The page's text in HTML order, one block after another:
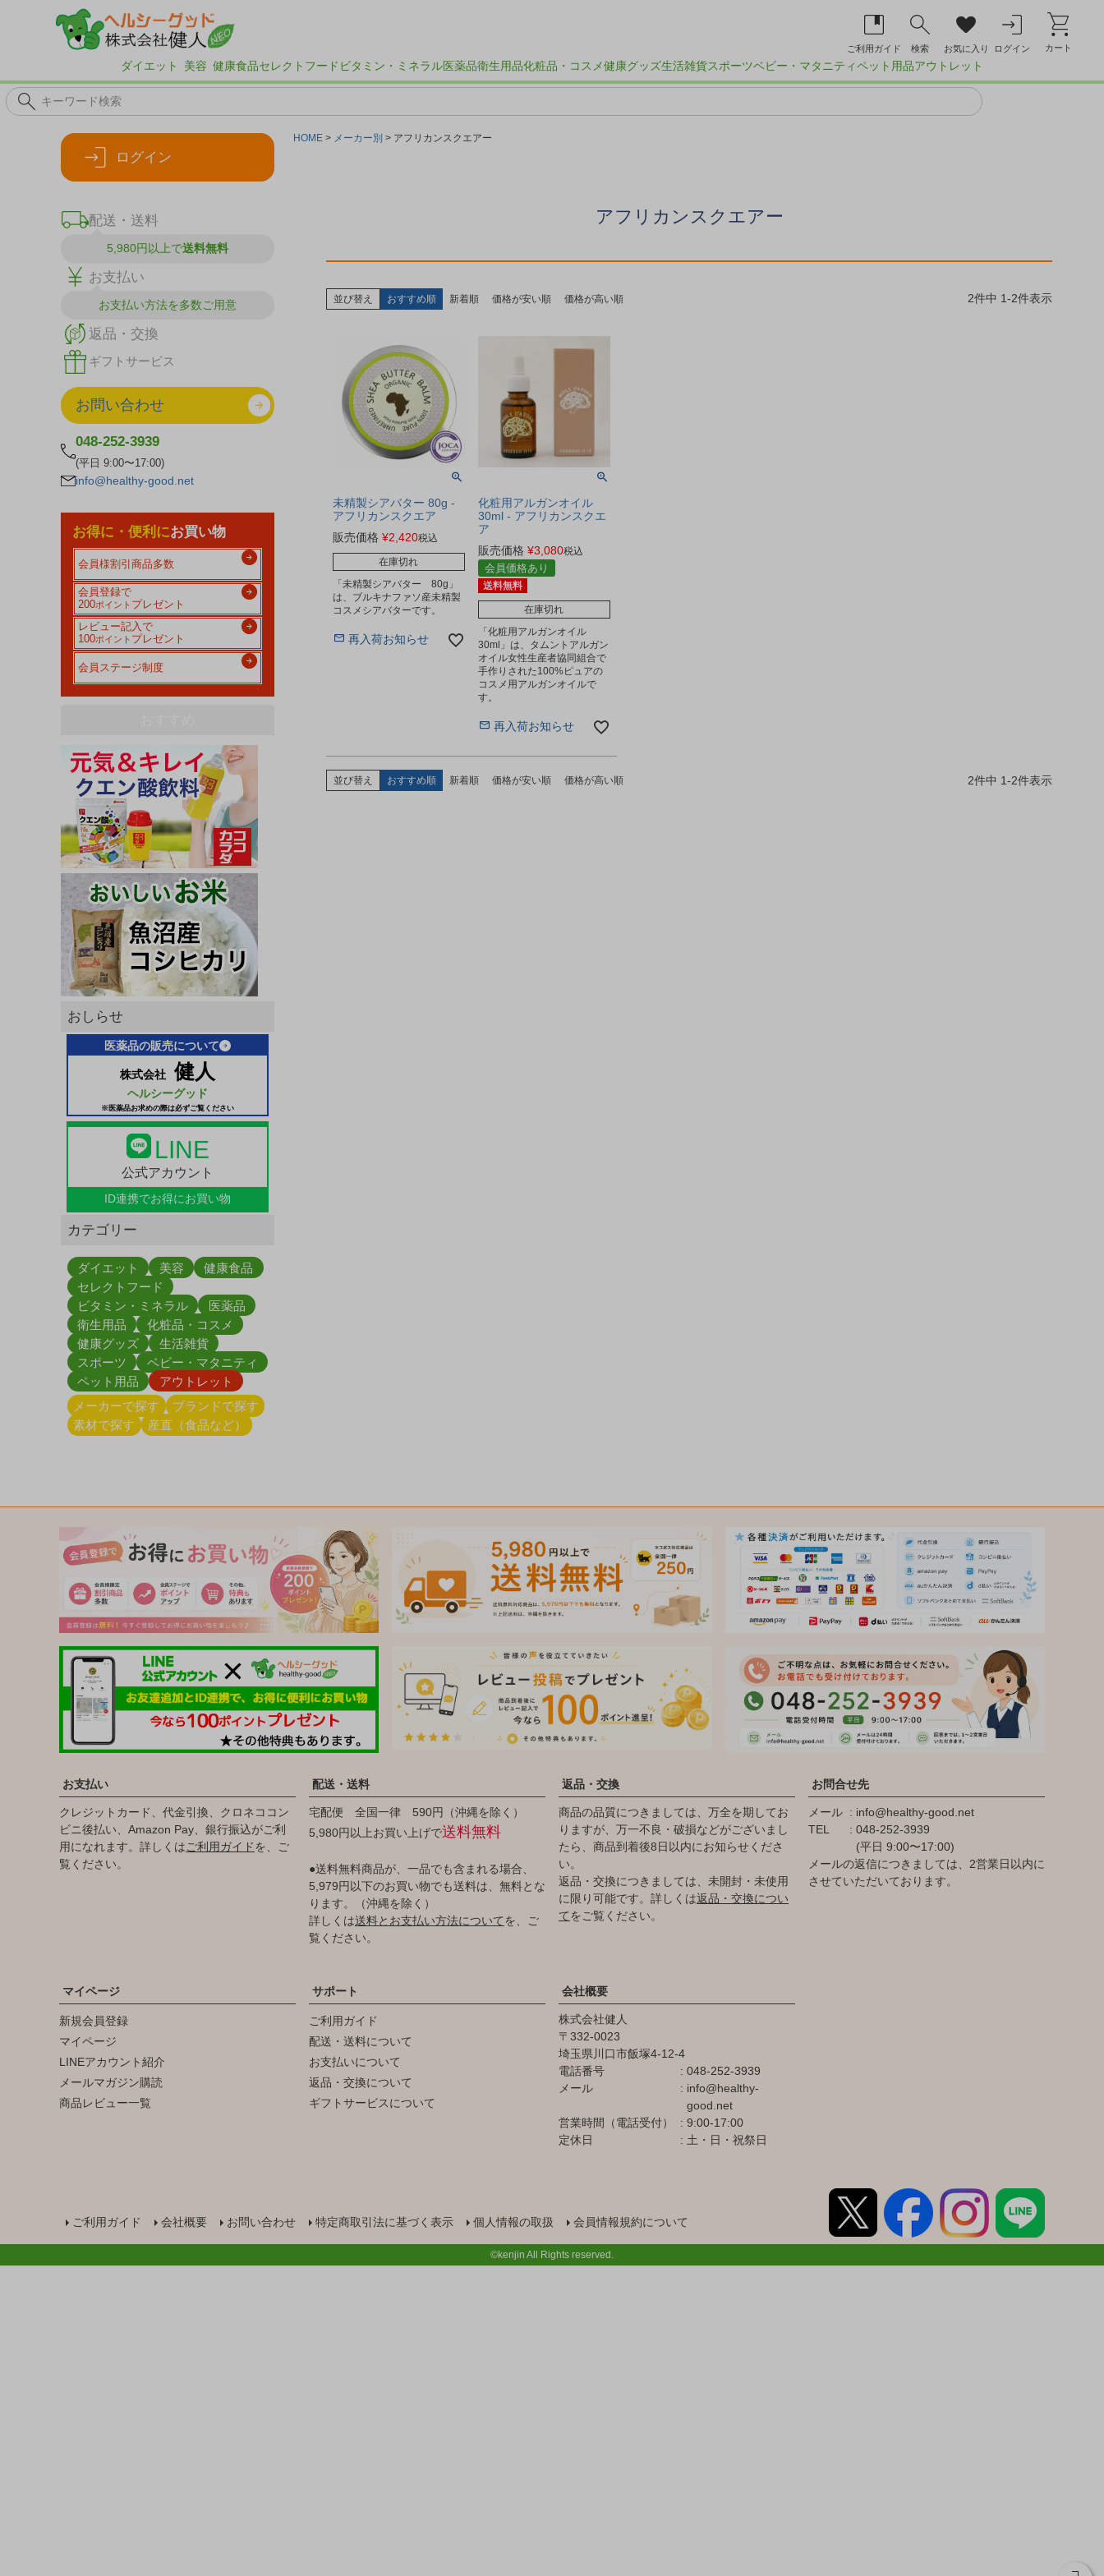
ご利用ガイド 検索 お気に入り ログイン カート
ダイエット 美容 健康食品セレクトフード ビタミン・ミネラル医薬品衛生用品化粧品・コスメ健康グッズ生活雑貨スポーツベビー・マタニティペット用品アウトレット
ログイン
配送・送料
5,980円以上で送料無料
お支払い
お支払い方法を多数ご用意
返品・交換
ギフトサービス
お問い合わせ
048-252-3939
(平日 9:00〜17:00)
info@healthy-good.net
お得に・便利にお買い物
会員様割引商品多数
会員登録で
200ポイント プレゼント
レビュー記入で
100ポイント プレゼント
会員ステージ制度
おしらせ
医薬品の販売について
株式会社 健人
ヘルシーグッド
※医薬品お求めの際は必ずご覧ください
LINE
公式アカウント
ID連携でお得にお買い物
カテゴリー
ダイエット 美容
健康食品
セレクトフード
ビタミン・ミネラル
医薬品
衛生用品
化粧品・コスメ
健康グッズ
生活雑貨
スポーツ
ベビー・マタニティ
ペット用品
アウトレット
メーカーで探す
ブランドで探す
素材で探す
産直（食品など）
HOME メーカー別 アフリカンスクエアー
アフリカンスクエアー
並び替え おすすめ順 新着順 価格が安い順 価格が高い順 2件中 1-2件表示
未精製シアバター 80g -
アフリカンスクエア
販売価格 ¥2,420税込
在庫切れ
「未精製シアバター 80g」
は、ブルキナファソ産未精製
コスメシアバターです。
再入荷お知らせ
化粧用アルガンオイル
30ml - アフリカンスクエ
ア
販売価格 ¥3,080税込
会員価格あり
送料無料
在庫切れ
「化粧用アルガンオイル
30ml」は、タムントアルガン
オイル女性生産者協同組合で
手作りされた100%ピュアの
コスメ用アルガンオイルで
す。
再入荷お知らせ
並び替え おすすめ順 新着順 価格が安い順 価格が高い順 2件中 1-2件表示
お支払い
クレジットカード、代金引換、クロネココン
ビニ後払い、Amazon Pay、銀行振込がご利
用になれます。詳しくはご利用ガイドを、ご
覧ください。
配送・送料
宅配便 全国一律 590円（沖縄を除く）
5,980円以上お買い上げで送料無料
●送料無料商品が、一品でも含まれる場合、
5,979円以下のお買い物でも送料は、無料とな
ります。（沖縄を除く）
詳しくは送料とお支払い方法についてを、ご
覧ください。
返品・交換
商品の品質につきましては、万全を期してお
りますが、万一不良・破損などがございまし
たら、商品到着後8日以内にお知らせくださ
い。
返品・交換につきましては、未開封・未使用
に限り可能です。詳しくは返品・交換につい
てをご覧ください。
お問合せ先
メール
info@healthy-good.net
TEL
048-252-3939
(平日 9:00〜17:00)
メールの返信につきましては、2営業日以内に
させていただいております。
マイページ
新規会員登録
マイページ
LINEアカウント紹介
メールマガジン購読
商品レビュー一覧
サポート
ご利用ガイド
配送・送料について
お支払いについて
返品・交換について
ギフトサービスについて
会社概要
株式会社健人
332-0023
埼玉県川口市飯塚4-12-4
電話番号
048-252-3939
メール
info@healthy-
good.net
営業時間（電話受付）
9:00-17:00
定休日
土・日・祝祭日
ご利用ガイド 会社概要 お問い合わせ 特定商取引法に基づく表示 個人情報の取扱 会員情報規約について
©kenjin All Rights reserved.